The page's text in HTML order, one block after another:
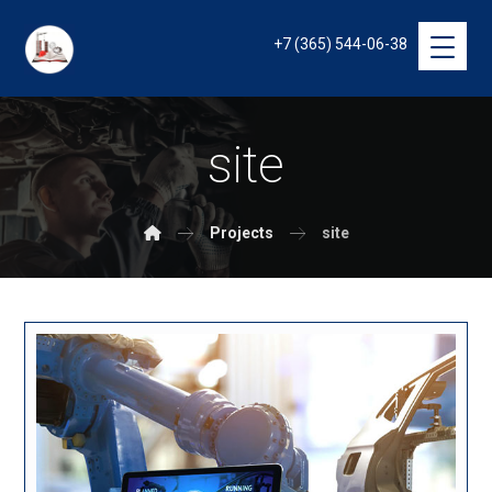
+7 (365) 544-06-38
site
Projects site